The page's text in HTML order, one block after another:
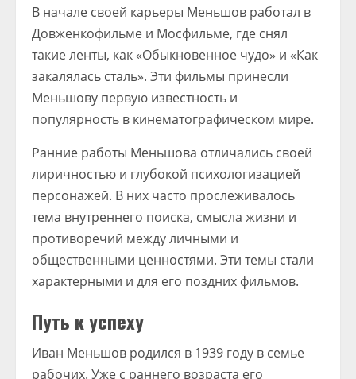
В начале своей карьеры Меньшов работал в
Довженкофильме и Мосфильме, где снял
такие ленты, как «Обыкновенное чудо» и «Как
закалялась сталь». Эти фильмы принесли
Меньшову первую известность и
популярность в кинематографическом мире.
Ранние работы Меньшова отличались своей
лиричностью и глубокой психологизацией
персонажей. В них часто прослеживалось
тема внутреннего поиска, смысла жизни и
противоречий между личными и
общественными ценностями. Эти темы стали
характерными и для его поздних фильмов.
Путь к успеху
Иван Меньшов родился в 1939 году в семье
рабочих. Уже с раннего возраста его